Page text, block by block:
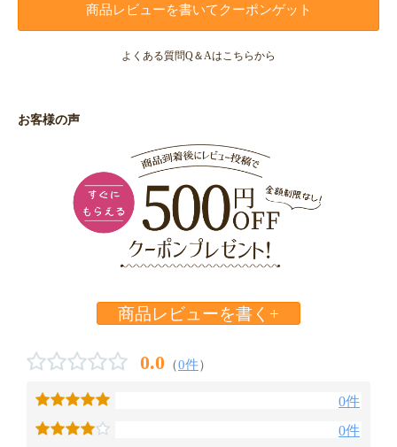
商品レビューを書いてクーポンゲット
よくある質問Q＆Aはこちらから
お客様の声
商品レビューを書く+
0.0 （0件）
0件
0件